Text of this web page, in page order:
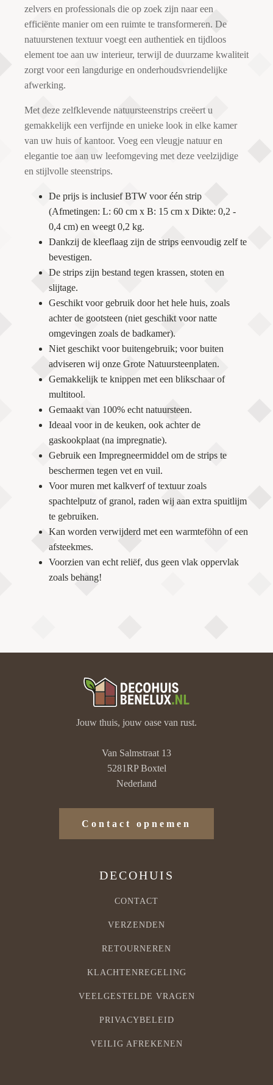
zelvers en professionals die op zoek zijn naar een
efficiënte manier om een ruimte te transformeren. De
natuurstenen textuur voegt een authentiek en tijdloos
element toe aan uw interieur, terwijl de duurzame kwaliteit
zorgt voor een langdurige en onderhoudsvriendelijke
afwerking.
Met deze zelfklevende natuursteenstrips creëert u
gemakkelijk een verfijnde en unieke look in elke kamer
van uw huis of kantoor. Voeg een vleugje natuur en
elegantie toe aan uw leefomgeving met deze veelzijdige
en stijlvolle steenstrips.
De prijs is inclusief BTW voor één strip
(Afmetingen: L: 60 cm x B: 15 cm x Dikte: 0,2 -
0,4 cm) en weegt 0,2 kg.
Dankzij de kleeflaag zijn de strips eenvoudig zelf te
bevestigen.
De strips zijn bestand tegen krassen, stoten en
slijtage.
Geschikt voor gebruik door het hele huis, zoals
achter de gootsteen (niet geschikt voor natte
omgevingen zoals de badkamer).
Niet geschikt voor buitengebruik; voor buiten
adviseren wij onze Grote Natuursteenplaten.
Gemakkelijk te knippen met een blikschaar of
multitool.
Gemaakt van 100% echt natuursteen.
Ideaal voor in de keuken, ook achter de
gaskookplaat (na impregnatie).
Gebruik een Impregneermiddel om de strips te
beschermen tegen vet en vuil.
Voor muren met kalkverf of textuur zoals
spachtelputz of granol, raden wij aan extra spuitlijm
te gebruiken.
Kan worden verwijderd met een warmteföhn of een
afsteekmes.
Voorzien van echt reliëf, dus geen vlak oppervlak
zoals behang!
Jouw thuis, jouw oase van rust.
Van Salmstraat 13
5281RP Boxtel
Nederland
Contact opnemen
DECOHUIS
CONTACT
VERZENDEN
RETOURNEREN
KLACHTENREGELING
VEELGESTELDE VRAGEN
PRIVACYBELEID
VEILIG AFREKENEN